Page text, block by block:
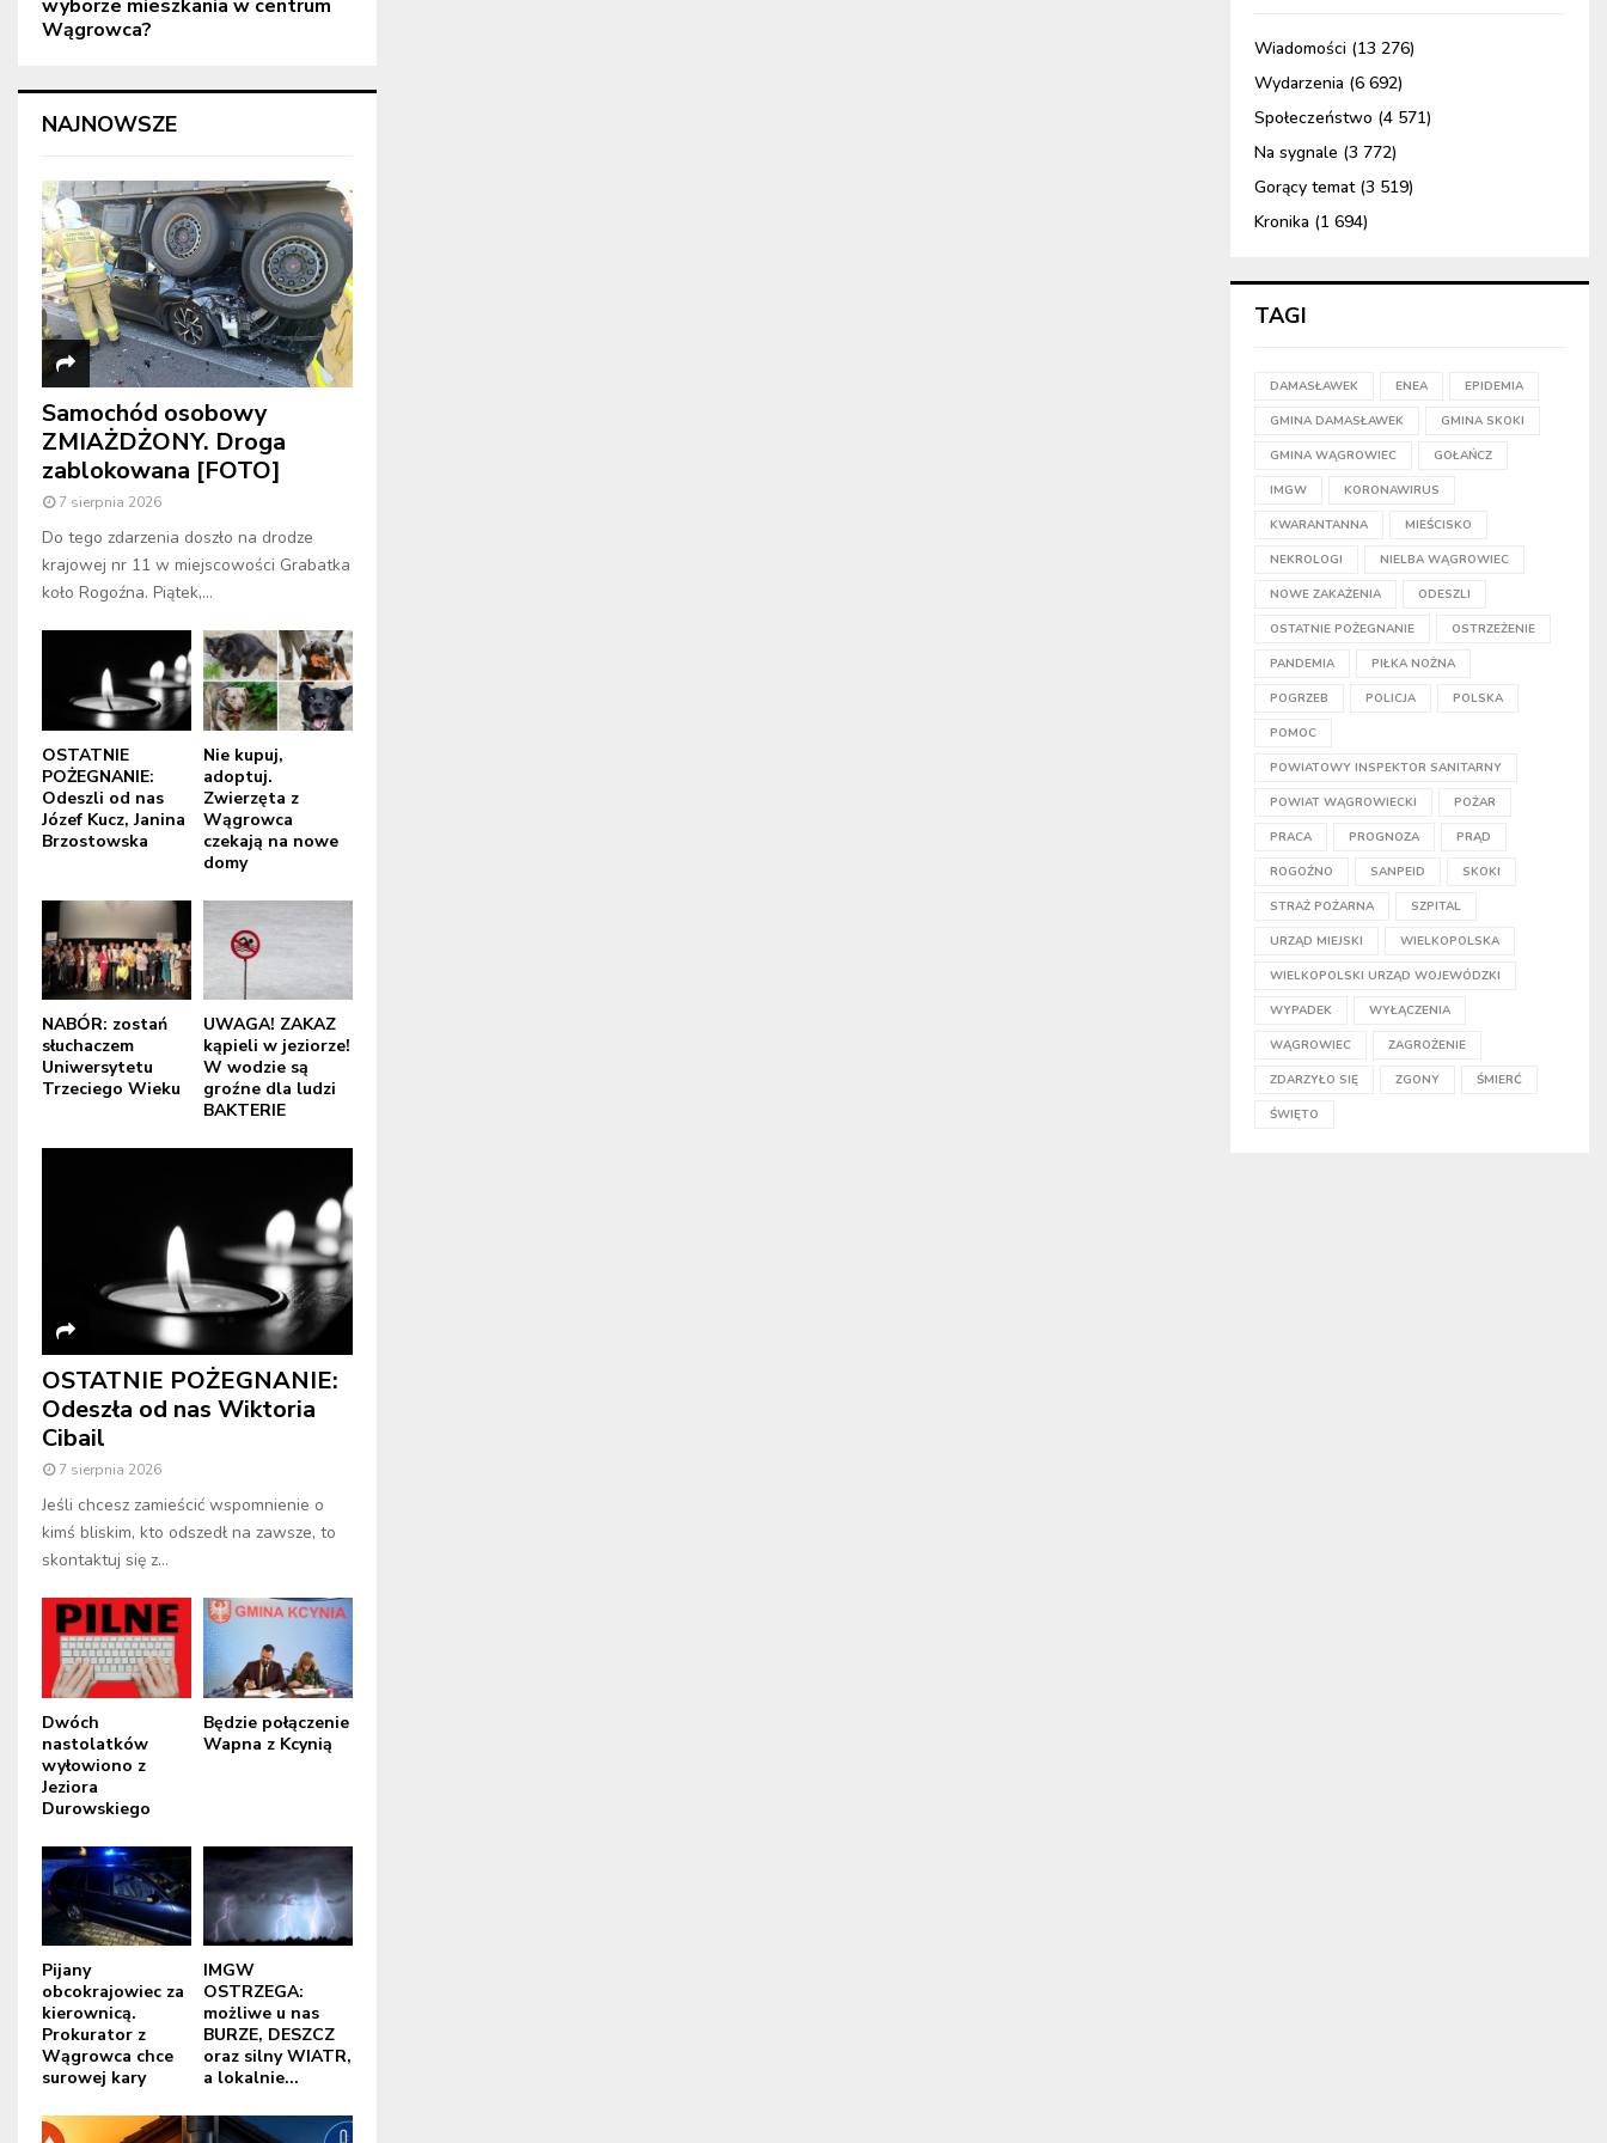
wyborze mieszkania w centrum
Wągrowca?
NAJNOWSZE
Samochód osobowy
ZMIAŻDŻONY. Droga
zablokowana [FOTO]
7 sierpnia 2026
Do tego zdarzenia doszło na drodze
krajowej nr 11 w miejscowości Grabatka
koło Rogoźna. Piątek,...
OSTATNIE
POŻEGNANIE:
Odeszli od nas
Józef Kucz, Janina
Brzostowska
Nie kupuj,
adoptuj.
Zwierzęta z
Wągrowca
czekają na nowe
domy
NABÓR: zostań
słuchaczem
Uniwersytetu
Trzeciego Wieku
UWAGA! ZAKAZ
kąpieli w jeziorze!
W wodzie są
groźne dla ludzi
BAKTERIE
OSTATNIE POŻEGNANIE:
Odeszła od nas Wiktoria
Cibail
7 sierpnia 2026
Jeśli chcesz zamieścić wspomnienie o
kimś bliskim, kto odszedł na zawsze, to
skontaktuj się z...
Dwóch
nastolatków
wyłowiono z
Jeziora
Durowskiego
Będzie połączenie
Wapna z Kcynią
Pijany
obcokrajowiec za
kierownicą.
Prokurator z
Wągrowca chce
surowej kary
IMGW
OSTRZEGA:
możliwe u nas
BURZE, DESZCZ
oraz silny WIATR,
a lokalnie...
Wiadomości (13 276)
Wydarzenia (6 692)
Społeczeństwo (4 571)
Na sygnale (3 772)
Gorący temat(3 519)
Kronika (1 694)
TAGI
DAMASŁAWEK ENEA EPIDEMIA
GMINA DAMASŁAWEK GMINA SKOKI
GMINA WĄGROWIEC GOŁAŃCZ
IMGW KORONAWIRUS
KWARANTANNA MIEŚCISKO
NEKROLOGI NIELBA WĄGROWIEC
NOWE ZAKAŻENIA ODESZLI
OSTATNIE POŻEGNANIE OSTRZEŻENIE
PANDEMIA PIŁKA NOŻNA
POGRZEB POLICJA POLSKA
POMOC
POWIATOWY INSPEKTOR SANITARNY
POWIAT WĄGROWIECKI POŻAR
PRACA PROGNOZA PRĄD
ROGOŹNO SANPEID SKOKI
STRAŻ POŻARNA SZPITAL
URZĄD MIEJSKI WIELKOPOLSKA
WIELKOPOLSKI URZĄD WOJEWÓDZKI
WYPADEK WYŁĄCZENIA
WĄGROWIEC ZAGROŻENIE
ZDARZYŁO SIĘ ZGONY ŚMIERĆ
ŚWIĘTO